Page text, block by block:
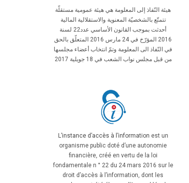
هيئة النّفاذ إلى المعلومة هي هيئة عمومية مستقلّة
تتمتّع بالشخصيّة المعنوية والاستقلالية المالية
أحدثت بموجب القانون الأساسي عدد22 لسنة
2016 المؤرّخ في 24 مارس 2016 المتعلّق بالحق
في النّفاذ الى المعلومة وتمّ انتخاب أعضاء مجلسها
من قبل مجلس نواب الشعب في 18 جويلية 2017
L’instance d’accès à l’information est un
organisme public doté d’une autonomie
financière, créé en vertu de la loi
fondamentale n ° 22 du 24 mars 2016 sur le
droit d’accès à l’information, dont les